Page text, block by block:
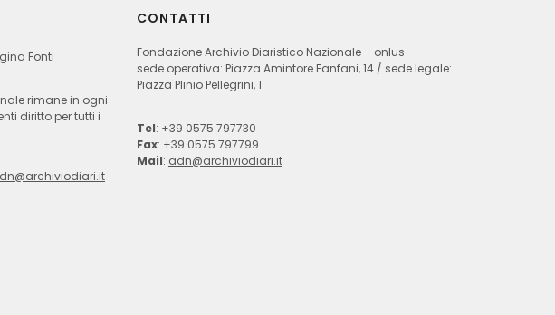
Fonti
rimane in ogni
diritto per tutti i
CONTATTI
Fondazione Archivio Diaristico Nazionale – onlus
sede operativa: Piazza Amintore Fanfani, 14 / sede legale:
Piazza Plinio Pellegrini, 1
Tel: +39 0575 797730
Fax: +39 0575 797799
Mail: adn@archiviodiari.it